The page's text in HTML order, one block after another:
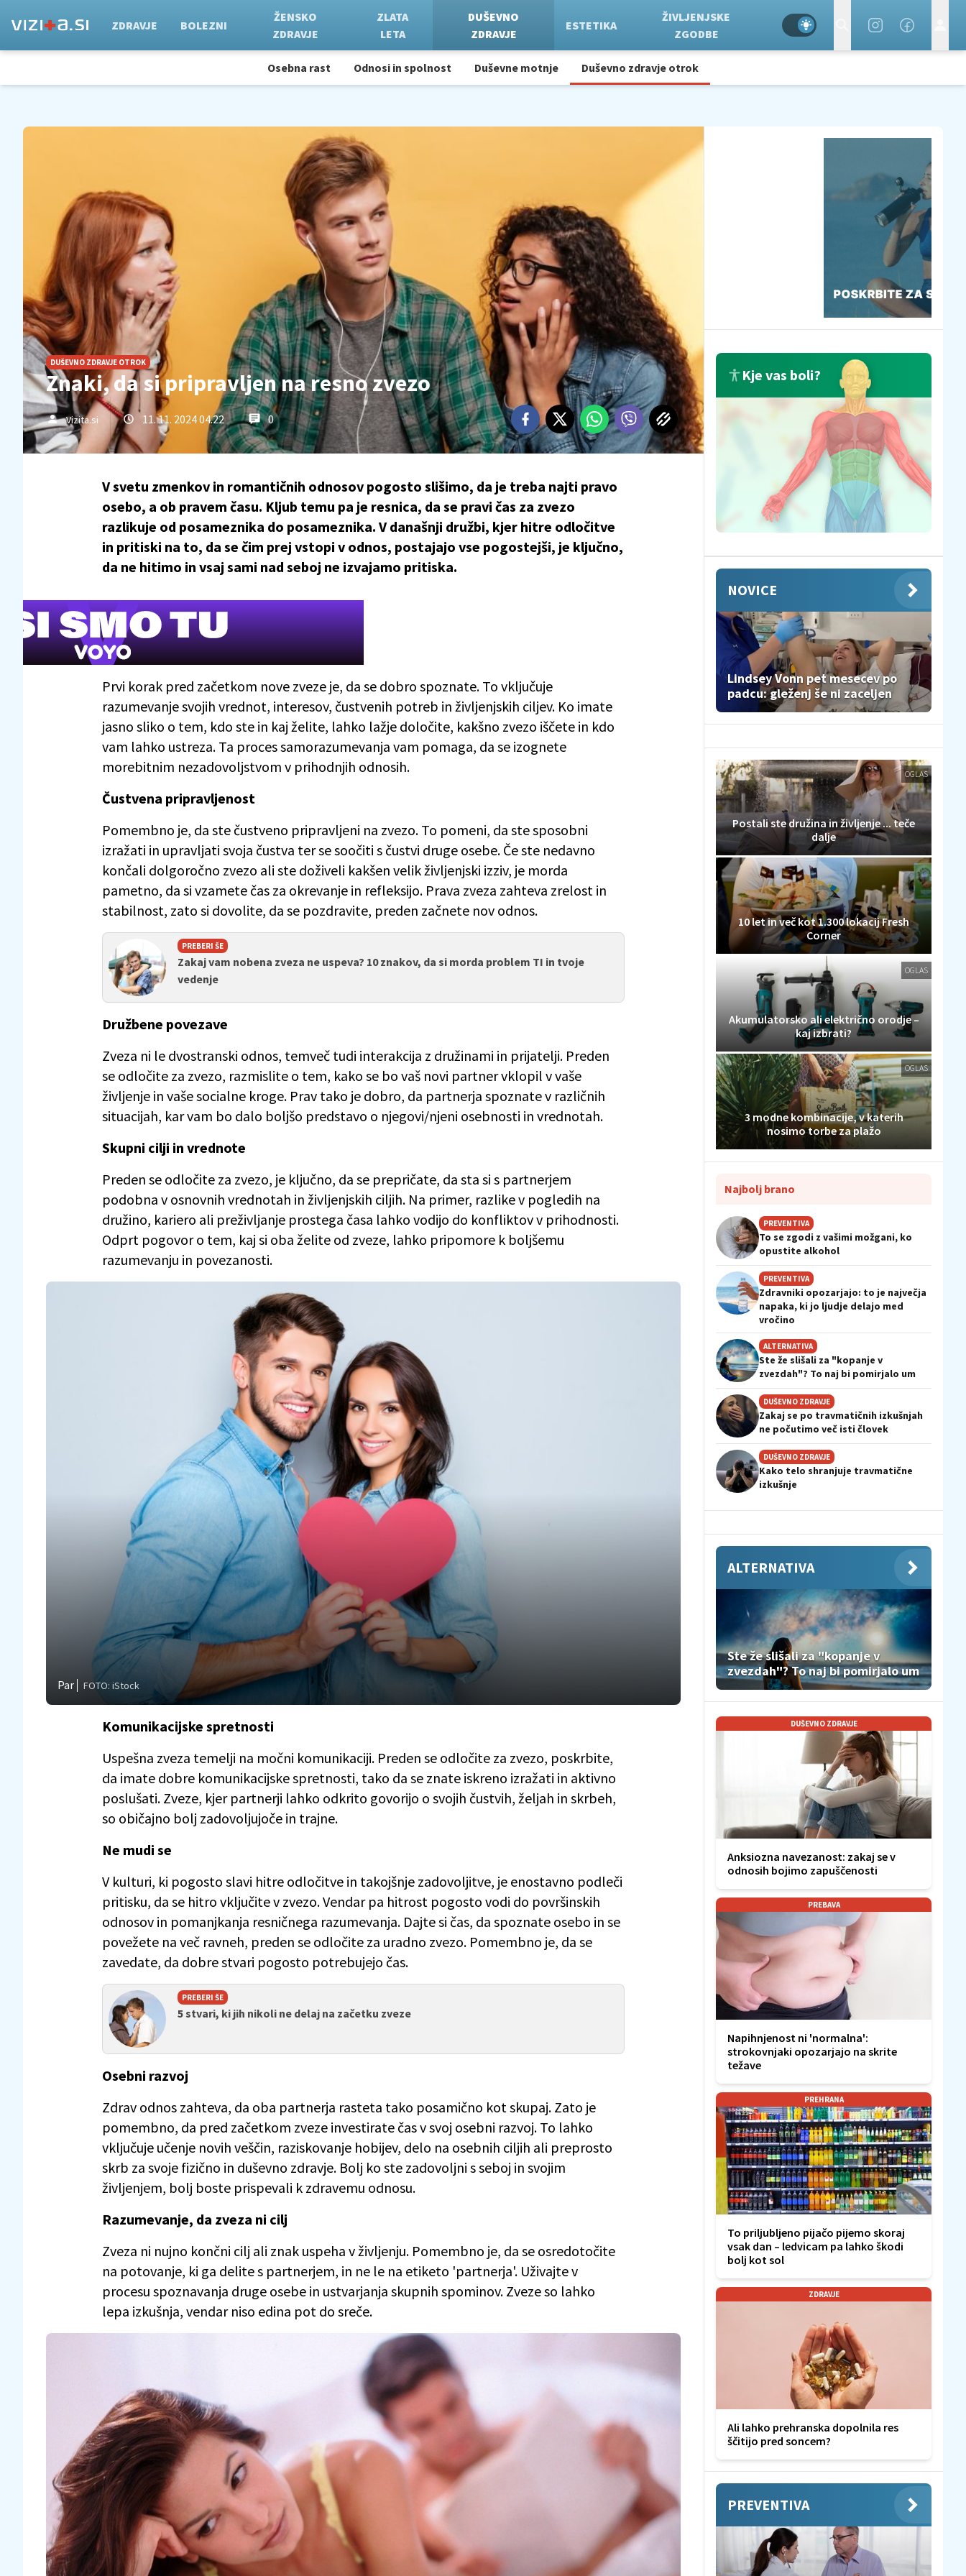
ZDRAVJE BOLEZNI
ŽENSKO
ZDRAVJE
ZLATA
LETA
DUŠEVNO
ZDRAVJE
ESTETIKA
ŽIVLJENJSKE
ZGODBE
Osebna rast Odnosi in spolnost Duševne motnje Duševno zdravje otrok
DUŠEVNO ZDRAVJE OTROK
Znaki, da si pripravljen na resno zvezo
Vizita.si 11. 11. 2024 04.22 0
V svetu zmenkov in romantičnih odnosov pogosto slišimo, da je treba najti pravo
osebo, a ob pravem času. Kljub temu pa je resnica, da se pravi čas za zvezo
razlikuje od posameznika do posameznika. V današnji družbi, kjer hitre odločitve
in pritiski na to, da se čim prej vstopi v odnos, postajajo vse pogostejši, je ključno,
da ne hitimo in vsaj sami nad seboj ne izvajamo pritiska.
Prvi korak pred začetkom nove zveze je, da se dobro spoznate. To vključuje
razumevanje svojih vrednot, interesov, čustvenih potreb in življenjskih ciljev. Ko imate
jasno sliko o tem, kdo ste in kaj želite, lahko lažje določite, kakšno zvezo iščete in kdo
vam lahko ustreza. Ta proces samorazumevanja vam pomaga, da se izognete
morebitnim nezadovoljstvom v prihodnjih odnosih.
Čustvena pripravljenost
Pomembno je, da ste čustveno pripravljeni na zvezo. To pomeni, da ste sposobni
izražati in upravljati svoja čustva ter se soočiti s čustvi druge osebe. Če ste nedavno
končali dolgoročno zvezo ali ste doživeli kakšen velik življenjski izziv, je morda
pametno, da si vzamete čas za okrevanje in refleksijo. Prava zveza zahteva zrelost in
stabilnost, zato si dovolite, da se pozdravite, preden začnete nov odnos.
PREBERI ŠE
Zakaj vam nobena zveza ne uspeva? 10 znakov, da si morda problem TI in tvoje
vedenje
Družbene povezave
Zveza ni le dvostranski odnos, temveč tudi interakcija z družinami in prijatelji. Preden
se odločite za zvezo, razmislite o tem, kako se bo vaš novi partner vklopil v vaše
življenje in vaše socialne kroge. Prav tako je dobro, da partnerja spoznate v različnih
situacijah, kar vam bo dalo boljšo predstavo o njegovi/njeni osebnosti in vrednotah.
Skupni cilji in vrednote
Preden se odločite za zvezo, je ključno, da se prepričate, da sta si s partnerjem
podobna v osnovnih vrednotah in življenjskih ciljih. Na primer, razlike v pogledih na
družino, kariero ali preživljanje prostega časa lahko vodijo do konfliktov v prihodnosti.
Odprt pogovor o tem, kaj si oba želite od zveze, lahko pripomore k boljšemu
razumevanju in povezanosti.
Par FOTO: iStock
Komunikacijske spretnosti
Uspešna zveza temelji na močni komunikaciji. Preden se odločite za zvezo, poskrbite,
da imate dobre komunikacijske spretnosti, tako da se znate iskreno izražati in aktivno
poslušati. Zveze, kjer partnerji lahko odkrito govorijo o svojih čustvih, željah in skrbeh,
so običajno bolj zadovoljujoče in trajne.
Ne mudi se
V kulturi, ki pogosto slavi hitre odločitve in takojšnje zadovoljitve, je enostavno podleči
pritisku, da se hitro vključite v zvezo. Vendar pa hitrost pogosto vodi do površinskih
odnosov in pomanjkanja resničnega razumevanja. Dajte si čas, da spoznate osebo in se
povežete na več ravneh, preden se odločite za uradno zvezo. Pomembno je, da se
zavedate, da dobre stvari pogosto potrebujejo čas.
PREBERI ŠE
5 stvari, ki jih nikoli ne delaj na začetku zveze
Osebni razvoj
Zdrav odnos zahteva, da oba partnerja rasteta tako posamično kot skupaj. Zato je
pomembno, da pred začetkom zveze investirate čas v svoj osebni razvoj. To lahko
vključuje učenje novih veščin, raziskovanje hobijev, delo na osebnih ciljih ali preprosto
skrb za svoje fizično in duševno zdravje. Bolj ko ste zadovoljni s seboj in svojim
življenjem, bolj boste prispevali k zdravemu odnosu.
Razumevanje, da zveza ni cilj
Zveza ni nujno končni cilj ali znak uspeha v življenju. Pomembno je, da se osredotočite
na potovanje, ki ga delite s partnerjem, in ne le na etiketo 'partnerja'. Uživajte v
procesu spoznavanja druge osebe in ustvarjanja skupnih spominov. Zveze so lahko
lepa izkušnja, vendar niso edina pot do sreče.
Kje vas boli?
NOVICE
Lindsey Vonn pet mesecev po
padcu: gleženj še ni zaceljen
OGLAS
Postali ste družina in življenje ... teče
dalje
10 let in več kot 1.300 lokacij Fresh
Corner
OGLAS
Akumulatorsko ali električno orodje –
kaj izbrati?
OGLAS
3 modne kombinacije, v katerih
nosimo torbe za plažo
Najbolj brano
PREVENTIVA
To se zgodi z vašimi možgani, ko
opustite alkohol
PREVENTIVA
Zdravniki opozarjajo: to je največja
napaka, ki jo ljudje delajo med
vročino
ALTERNATIVA
Ste že slišali za "kopanje v
zvezdah"? To naj bi pomirjalo um
DUŠEVNO ZDRAVJE
Zakaj se po travmatičnih izkušnjah
ne počutimo več isti človek
DUŠEVNO ZDRAVJE
Kako telo shranjuje travmatične
izkušnje
ALTERNATIVA
Ste že slišali za "kopanje v
zvezdah"? To naj bi pomirjalo um
DUŠEVNO ZDRAVJE
Anksiozna navezanost: zakaj se v
odnosih bojimo zapuščenosti
PREBAVA
Napihnjenost ni 'normalna':
strokovnjaki opozarjajo na skrite
težave
PREHRANA
To priljubljeno pijačo pijemo skoraj
vsak dan – ledvicam pa lahko škodi
bolj kot sol
ZDRAVJE
Ali lahko prehranska dopolnila res
ščitijo pred soncem?
PREVENTIVA